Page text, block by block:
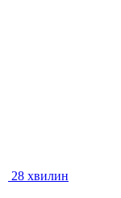
28 хвилин